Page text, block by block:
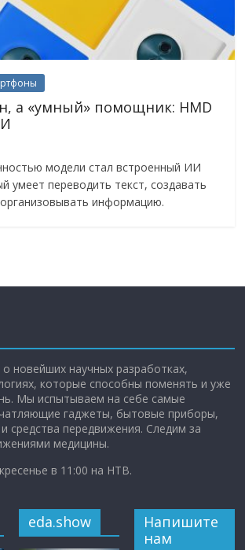
а «умный» помощник: HMD
модели стал встроенный ИИ
умеет переводить текст, создавать
информацию.
новейших научных разработках,
которые способны поменять и уже
Мы испытываем на себе самые
гаджеты, бытовые приборы,
средства передвижения. Следим за
медицины.
в 11:00 на НТВ.
eda.show
Напишите
нам